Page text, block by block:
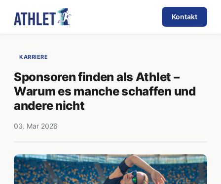
Kontakt
KARRIERE
Sponsoren finden als Athlet –
Warum es manche schaffen und
andere nicht
03. Mar 2026